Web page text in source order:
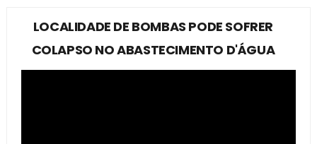
LOCALIDADE DE BOMBAS PODE SOFRER
COLAPSO NO ABASTECIMENTO D'ÁGUA